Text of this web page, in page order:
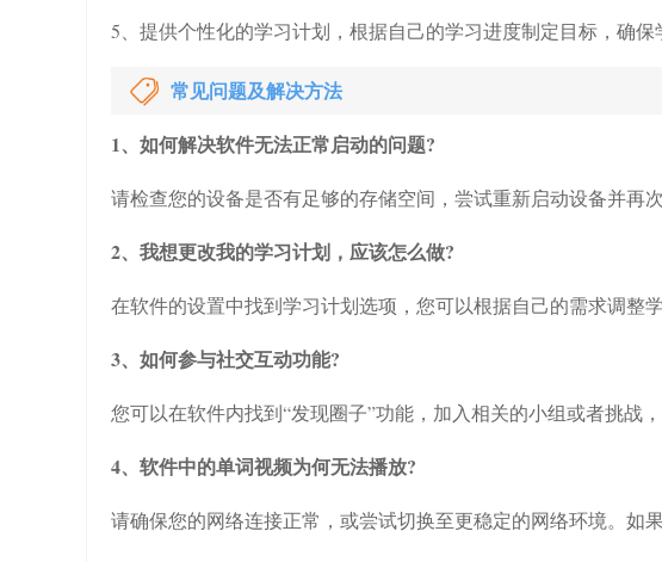
5、提供个性化的学习计划，根据自己的学习进度制定目标，确保
常见问题及解决方法
1、如何解决软件无法正常启动的问题?
请检查您的设备是否有足够的存储空间，尝试重新启动设备并再
2、我想更改我的学习计划，应该怎么做?
在软件的设置中找到学习计划选项，您可以根据自己的需求调整
3、如何参与社交互动功能?
您可以在软件内找到“发现圈子”功能，加入相关的小组或者挑战
4、软件中的单词视频为何无法播放?
请确保您的网络连接正常，或尝试切换至更稳定的网络环境。如